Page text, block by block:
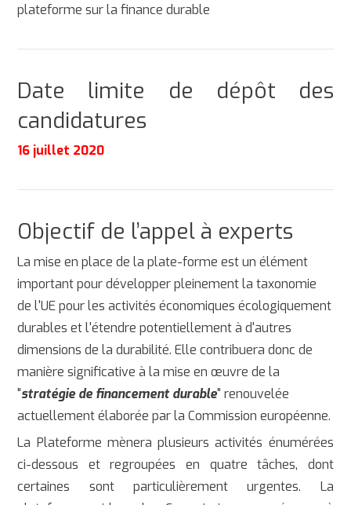
plateforme sur la finance durable
Date limite de dépôt des
candidatures
16 juillet 2020
Objectif de l’appel à experts
La mise en place de la plate-forme est un élément
important pour développer pleinement la taxonomie
de l'UE pour les activités économiques écologiquement
durables et l'étendre potentiellement à d'autres
dimensions de la durabilité. Elle contribuera donc de
manière significative à la mise en œuvre de la
"stratégie de financement durable" renouvelée
actuellement élaborée par la Commission européenne.
La Plateforme mènera plusieurs activités énumérées
ci-dessous et regroupées en quatre tâches, dont
certaines sont particulièrement urgentes. La